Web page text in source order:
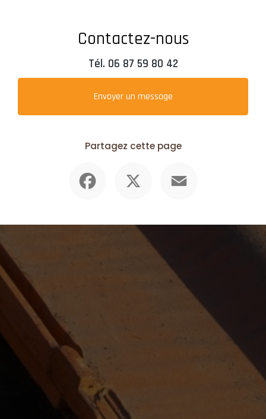
Contactez-nous
Tél. 06 87 59 80 42
Envoyer un message
Partagez cette page